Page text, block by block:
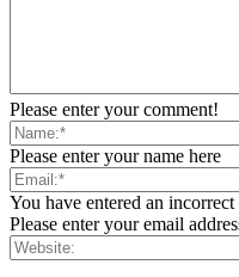
Please enter your comment!
Please enter your name here
You have entered an incorrect
Please enter your email